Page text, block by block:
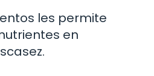
les permite
en